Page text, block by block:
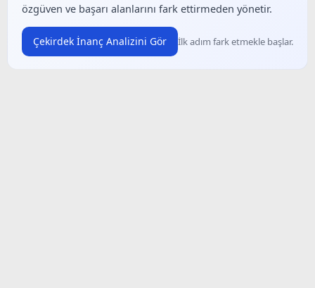
özgüven ve başarı alanlarını fark ettirmeden yönetir.
Çekirdek İnanç Analizini Gör İlk adım fark etmekle başlar.